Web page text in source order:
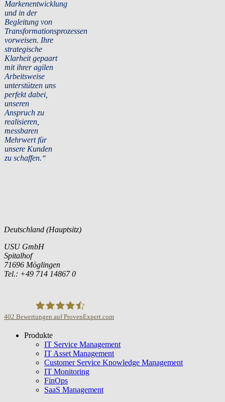
Markenentwicklung
und in der
Begleitung von
Transformationsprozessen
vorweisen. Ihre
strategische
Klarheit gepaart
mit ihrer agilen
Arbeitsweise
unterstützen uns
perfekt dabei,
unseren
Anspruch zu
realisieren,
messbaren
Mehrwert für
unsere Kunden
zu schaffen.“
Deutschland (Hauptsitz)
USU GmbH
Spitalhof
71696 Möglingen
Tel.: +49 714 14867 0
USU GmbH
402 Bewertungen auf ProvenExpert.com
Produkte
IT Service Management
IT Asset Management
Customer Service Knowledge Management
IT Monitoring
FinOps
SaaS Management